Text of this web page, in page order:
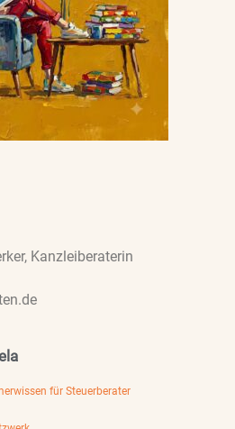
Kanzleiberaterin
für Steuerberater